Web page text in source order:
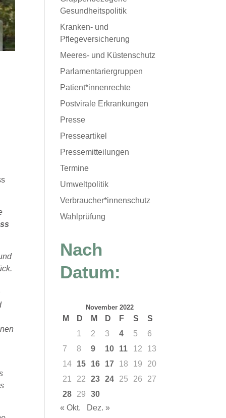
Gesundheitspolitik
Kranken- und
Pflegeversicherung
Meeres- und Küstenschutz
Parlamentariergruppen
Patient*innenrechte
Postvirale Erkrankungen
Presse
Presseartikel
Pressemitteilungen
Termine
Umweltpolitik
Verbraucher*innenschutz
Wahlprüfung
Nach
Datum:
November 2022
M D M D F S
S
1
2 3 4 5
6
7
8 9 10 11 12
13
14
15 16 17 18 19
20
21
22 23 24 25 26
27
28
29
30
« Okt.
Dez. »